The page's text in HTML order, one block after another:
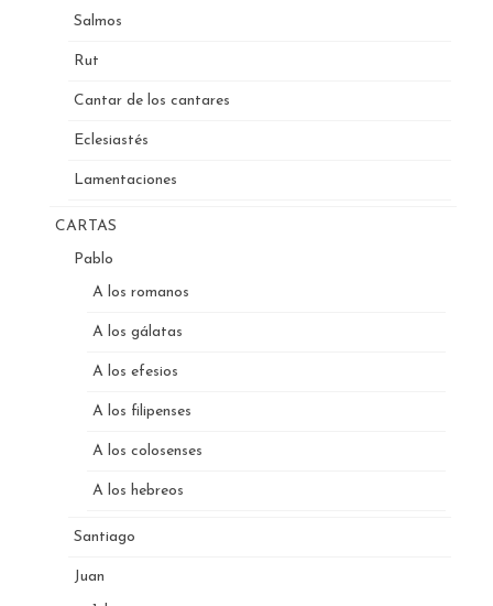
Salmos
Rut
Cantar de los cantares
Eclesiastés
Lamentaciones
CARTAS
Pablo
A los romanos
A los gálatas
A los efesios
A los filipenses
A los colosenses
A los hebreos
Santiago
Juan